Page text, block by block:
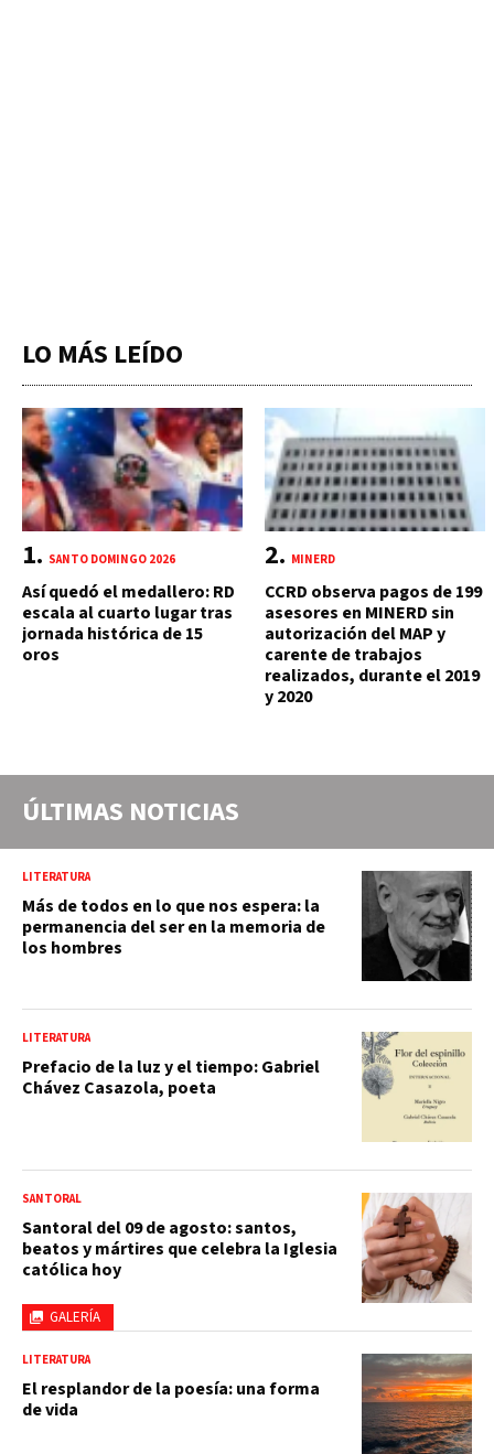
LO MÁS LEÍDO
SANTO DOMINGO 2026
Así quedó el medallero: RD
escala al cuarto lugar tras
jornada histórica de 15
oros
MINERD
CCRD observa pagos de 199
asesores en MINERD sin
autorización del MAP y
carente de trabajos
realizados, durante el 2019
y 2020
ÚLTIMAS NOTICIAS
LITERATURA
Más de todos en lo que nos espera: la
permanencia del ser en la memoria de
los hombres
LITERATURA
Prefacio de la luz y el tiempo: Gabriel
Chávez Casazola, poeta
GALERÍA
SANTORAL
Santoral del 09 de agosto: santos,
beatos y mártires que celebra la Iglesia
católica hoy
LITERATURA
El resplandor de la poesía: una forma
de vida